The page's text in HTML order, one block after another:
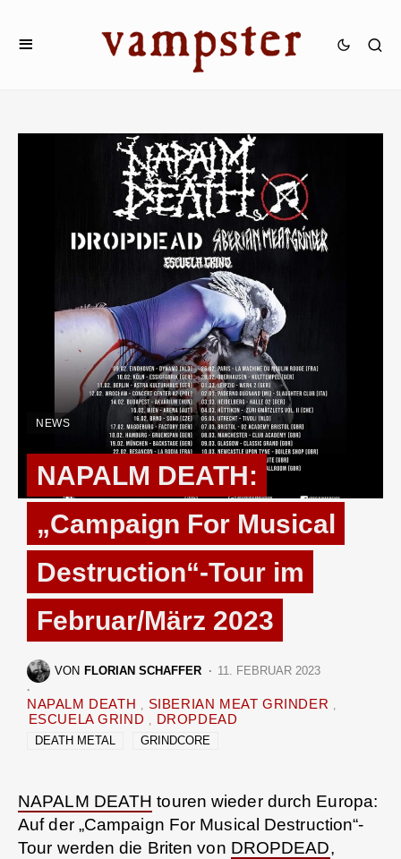
NEWS
NAPALM DEATH:
„Campaign For Musical
Destruction“-Tour im
Februar/März 2023
VON FLORIAN SCHAFFER 11. FEBRUAR 2023
NAPALM DEATH
SIBERIAN MEAT GRINDER
ESCUELA GRIND
DROPDEAD
DEATH METAL GRINDCORE
NAPALM DEATH touren wieder durch Europa:
Auf der „Campaign For Musical Destruction“-
Tour werden die Briten von DROPDEAD,